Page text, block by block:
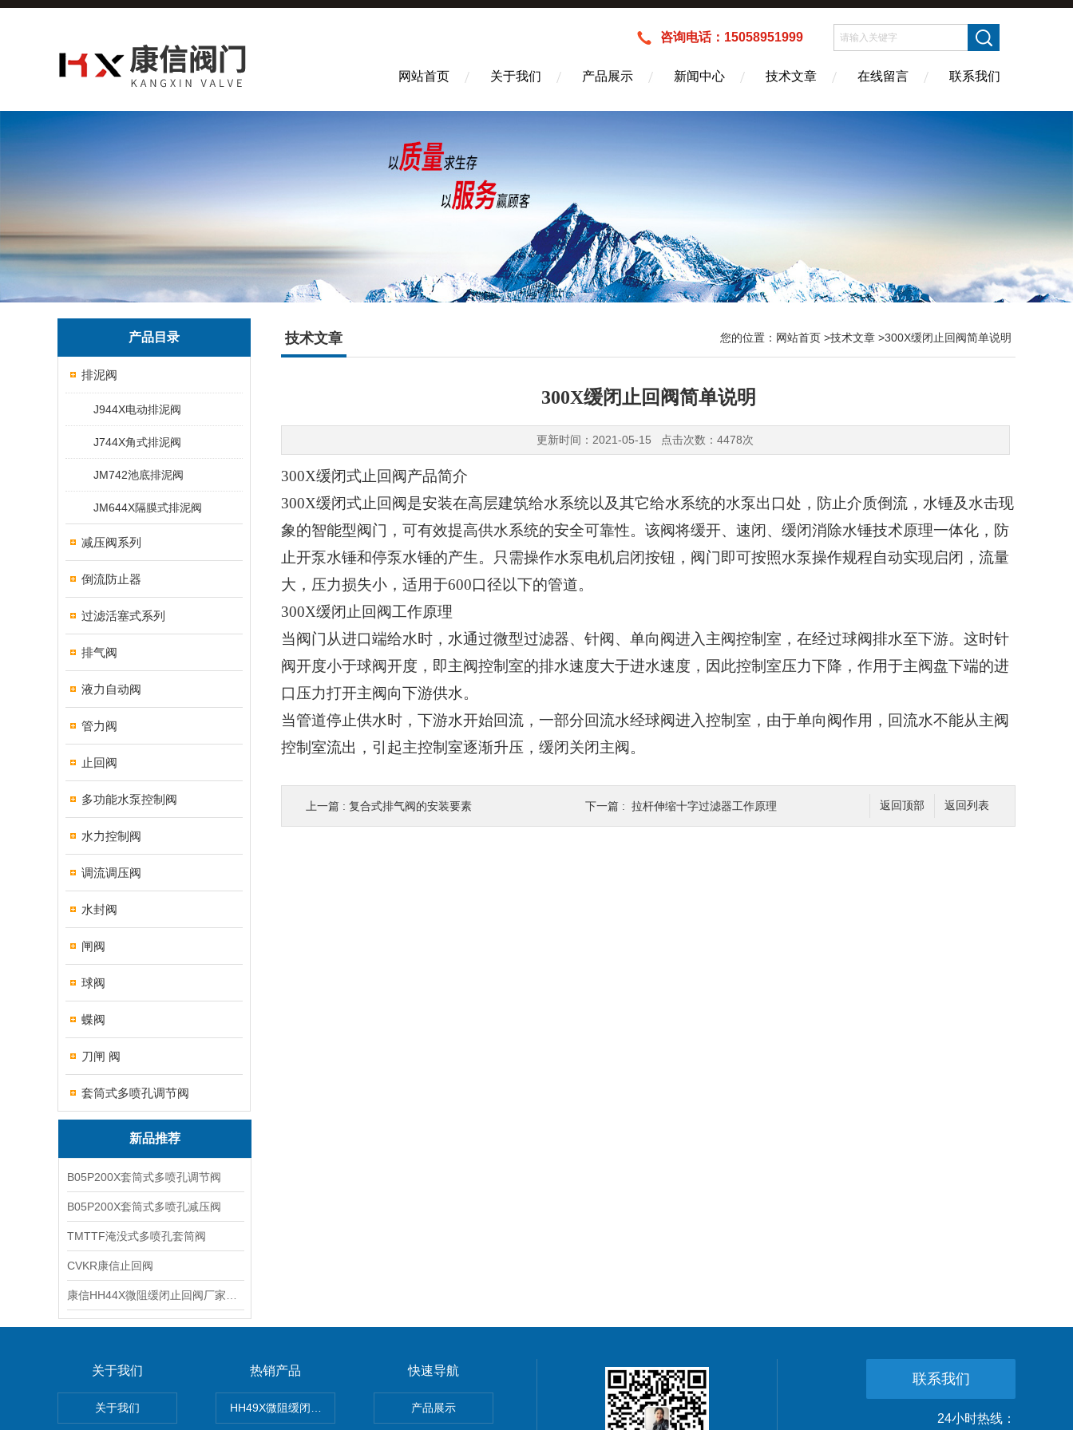
咨询电话：15058951999
网站首页 关于我们 产品展示 新闻中心 技术文章 在线留言 联系我们
产品目录
排泥阀
J944X电动排泥阀
J744X角式排泥阀
JM742池底排泥阀
JM644X隔膜式排泥阀
减压阀系列
倒流防止器
过滤活塞式系列
排气阀
液力自动阀
管力阀
止回阀
多功能水泵控制阀
水力控制阀
调流调压阀
水封阀
闸阀
球阀
蝶阀
刀闸 阀
套筒式多喷孔调节阀
新品推荐
B05P200X套筒式多喷孔调节阀
B05P200X套筒式多喷孔减压阀
TMTTF淹没式多喷孔套筒阀
CVKR康信止回阀
技术文章 您的位置： 网站首页 >技术文章 >300X缓闭止回阀简单说明
300X缓闭止回阀简单说明
更新时间：2021-05-15 点击次数：4478次
300X缓闭式止回阀产品简介
300X缓闭式止回阀是安装在高层建筑给水系统以及其它给水系统的水泵出口处，防止介质倒流，水锤及水击现
象的智能型阀门，可有效提高供水系统的安全可靠性。该阀将缓开、速闭、缓闭消除水锤技术原理一体化，防
止开泵水锤和停泵水锤的产生。只需操作水泵电机启闭按钮，阀门即可按照水泵操作规程自动实现启闭，流量
大，压力损失小，适用于600口径以下的管道。
300X缓闭止回阀工作原理
当阀门从进口端给水时，水通过微型过滤器、针阀、单向阀进入主阀控制室，在经过球阀排水至下游。这时针
阀开度小于球阀开度，即主阀控制室的排水速度大于进水速度，因此控制室压力下降，作用于主阀盘下端的进
口压力打开主阀向下游供水。
当管道停止供水时，下游水开始回流，一部分回流水经球阀进入控制室，由于单向阀作用，回流水不能从主阀
控制室流出，引起主控制室逐渐升压，缓闭关闭主阀。
返回列表
返回顶部
上一篇 : 复合式排气阀的安装要素 下一篇 : 拉杆伸缩十字过滤器工作原理
关于我们
关于我们
热销产品
HH49X微阻缓闭蝶式止回阀
快速导航
产品展示
联系我们
24小时热线：